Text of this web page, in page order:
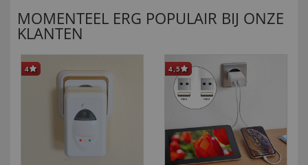
MOMENTEEL ERG POPULAIR BIJ ONZE
KLANTEN
4 4,5